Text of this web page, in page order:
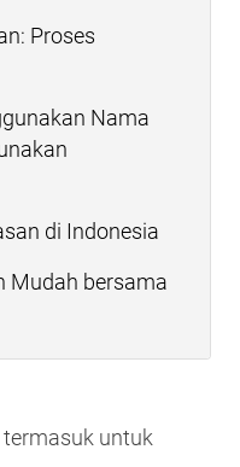
Proses
Nama
di Indonesia
Mudah bersama
untuk